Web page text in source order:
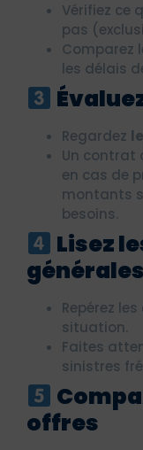
Vérifiez ce
pas
Comparez
les délais
Regardez
Un contrat
en cas de
montants
besoins.
Lisez
générales
Repérez
situation.
Faites
sinistres
offres